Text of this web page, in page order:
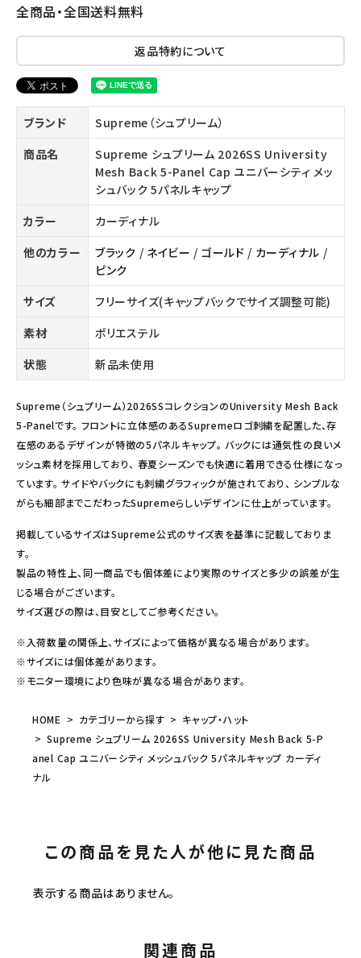
全商品・全国送料無料
返品特約について
ブランド
Supreme（シュプリーム）
商品名
Supreme シュプリーム 2026SS University
Mesh Back 5-Panel Cap ユニバーシティ メッ
シュバック 5パネルキャップ
カラー
カーディナル
他のカラー
ブラック / ネイビー / ゴールド / カーディナル /
ピンク
サイズ
フリーサイズ(キャップバックでサイズ調整可能)
素材
ポリエステル
状態
新品未使用
Supreme（シュプリーム）2026SSコレクションのUniversity Mesh Back
5-Panelです。 フロントに立体感のあるSupremeロゴ刺繍を配置した、存
在感のあるデザインが特徴の5パネルキャップ。 バックには通気性の良いメ
ッシュ素材を採用しており、 春夏シーズンでも快適に着用できる仕様になっ
ています。 サイドやバックにも刺繍グラフィックが施されており、 シンプルな
がらも細部までこだわったSupremeらしいデザインに仕上がっています。
掲載しているサイズはSupreme公式のサイズ表を基準に記載しておりま
す。
製品の特性上、同一商品でも個体差により実際のサイズと多少の誤差が生
じる場合がございます。
サイズ選びの際は、目安としてご参考ください。
※入荷数量の関係上、サイズによって価格が異なる場合があります。
※サイズには個体差があります。
※モニター環境により色味が異なる場合があります。
HOME カテゴリーから探す
キャップ・ハット
Supreme シュプリーム 2026SS University Mesh Back 5-P
anel Cap ユニバーシティ メッシュバック 5パネルキャップ カーディ
ナル
この商品を見た人が他に見た商品
表示する商品はありません。
関連商品